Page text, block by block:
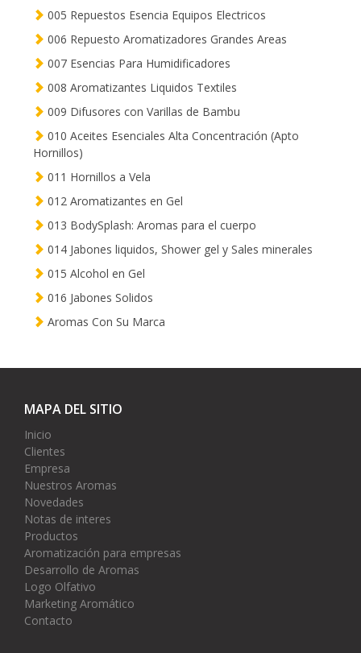
005 Repuestos Esencia Equipos Electricos
006 Repuesto Aromatizadores Grandes Areas
007 Esencias Para Humidificadores
008 Aromatizantes Liquidos Textiles
009 Difusores con Varillas de Bambu
010 Aceites Esenciales Alta Concentración (Apto
Hornillos)
011 Hornillos a Vela
012 Aromatizantes en Gel
013 BodySplash: Aromas para el cuerpo
014 Jabones liquidos, Shower gel y Sales minerales
015 Alcohol en Gel
016 Jabones Solidos
Aromas Con Su Marca
MAPA DEL SITIO
Inicio
Clientes
Empresa
Nuestros Aromas
Novedades
Notas de interes
Productos
Aromatización para empresas
Desarrollo de Aromas
Logo Olfativo
Marketing Aromático
Contacto